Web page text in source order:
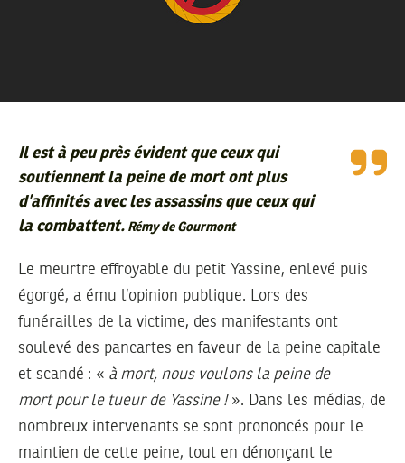
Il est à peu près évident que ceux qui
soutiennent la peine de mort ont plus
d’affinités avec les assassins que ceux qui
la combattent. Rémy de Gourmont
Le meurtre effroyable du petit Yassine, enlevé puis
égorgé, a ému l’opinion publique. Lors des
funérailles de la victime, des manifestants ont
soulevé des pancartes en faveur de la peine capitale
et scandé : « à mort, nous voulons la peine de
mort pour le tueur de Yassine !». Dans les médias, de
nombreux intervenants se sont prononcés pour le
maintien de cette peine, tout en dénonçant le